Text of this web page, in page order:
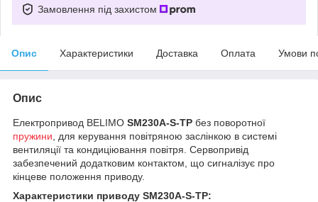
Замовлення під захистом
Опис Характеристики Доставка Оплата Умови
Опис
Електропривод BELIMO SM230A-S-TP без поворотної
пружини , для керування повітряною заслінкою в системі
вентиляції та кондиціювання повітря. Сервопривід
забезпечений додатковим контактом, що сигналізує про
кінцеве положення приводу.
Характеристики приводу SM230A-S-TP: